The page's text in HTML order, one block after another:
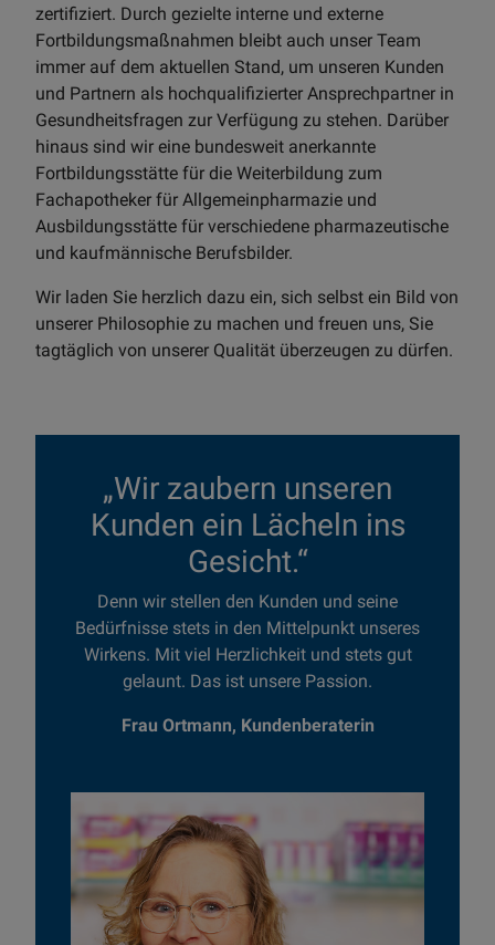
zertifiziert. Durch gezielte interne und externe
Fortbildungsmaßnahmen bleibt auch unser Team
immer auf dem aktuellen Stand, um unseren Kunden
und Partnern als hochqualifizierter Ansprechpartner in
Gesundheitsfragen zur Verfügung zu stehen. Darüber
hinaus sind wir eine bundesweit anerkannte
Fortbildungsstätte für die Weiterbildung zum
Fachapotheker für Allgemeinpharmazie und
Ausbildungsstätte für verschiedene pharmazeutische
und kaufmännische Berufsbilder.
Wir laden Sie herzlich dazu ein, sich selbst ein Bild von
unserer Philosophie zu machen und freuen uns, Sie
tagtäglich von unserer Qualität überzeugen zu dürfen.
„Wir zaubern unseren
Kunden ein Lächeln ins
Gesicht.“
Denn wir stellen den Kunden und seine
Bedürfnisse stets in den Mittelpunkt unseres
Wirkens. Mit viel Herzlichkeit und stets gut
gelaunt. Das ist unsere Passion.
Frau Ortmann, Kundenberaterin